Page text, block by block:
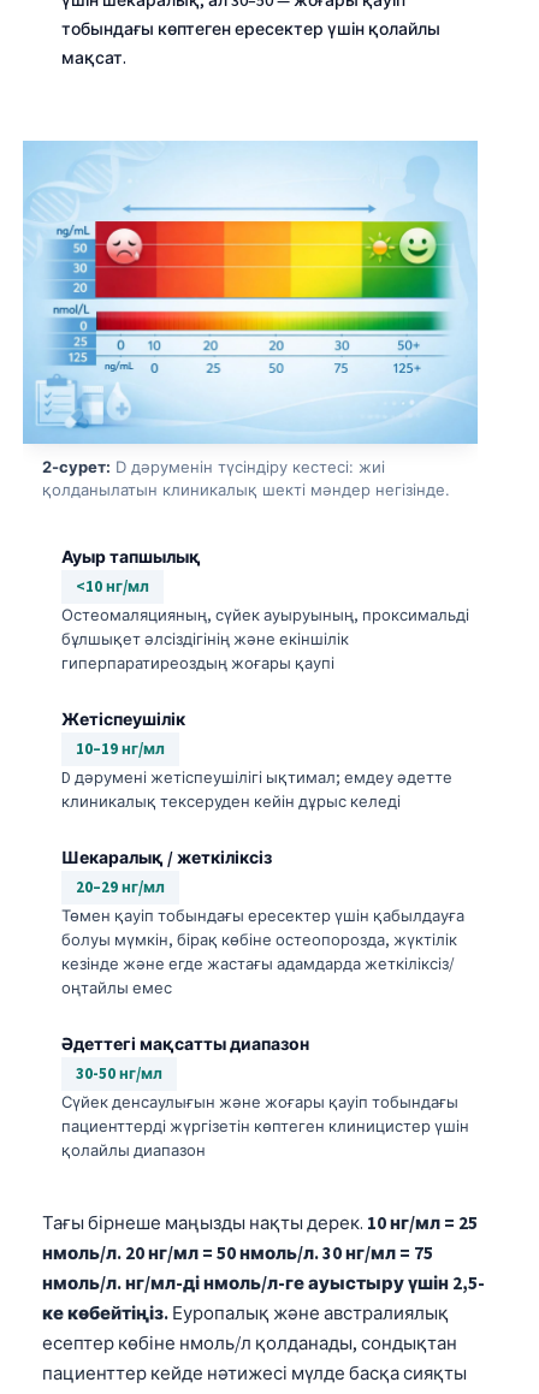
тобындағы көптеген ересектер үшін қолайлы
мақсат.
2-сурет: D дәруменін түсіндіру кестесі: жиі
қолданылатын клиникалық шекті мәндер негізінде.
Ауыр тапшылық
<10 нг/мл
Остеомаляцияның, сүйек ауыруының, проксимальді
бұлшықет әлсіздігінің және екіншілік
гиперпаратиреоздың жоғары қаупі
Жетіспеушілік
10–19 нг/мл
D дәрумені жетіспеушілігі ықтимал; емдеу әдетте
клиникалық тексеруден кейін дұрыс келеді
Шекаралық / жеткіліксіз
20–29 нг/мл
Төмен қауіп тобындағы ересектер үшін қабылдауға
болуы мүмкін, бірақ көбіне остеопорозда, жүктілік
кезінде және егде жастағы адамдарда жеткіліксіз/
оңтайлы емес
Әдеттегі мақсатты диапазон
30-50 нг/мл
Сүйек денсаулығын және жоғары қауіп тобындағы
пациенттерді жүргізетін көптеген клиницистер үшін
қолайлы диапазон
Тағы бірнеше маңызды нақты дерек. 10 нг/мл = 25
нмоль/л.20 нг/мл = 50 нмоль/л.30 нг/мл = 75
нмоль/л.нг/мл-ді нмоль/л-ге ауыстыру үшін 2,5-
ке көбейтіңіз.Еуропалық және австралиялық
есептер көбіне нмоль/л қолданады, сондықтан
пациенттер кейде нәтижесі мүлде басқа сияқты